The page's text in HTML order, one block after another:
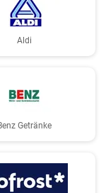
Aldi
Getränke